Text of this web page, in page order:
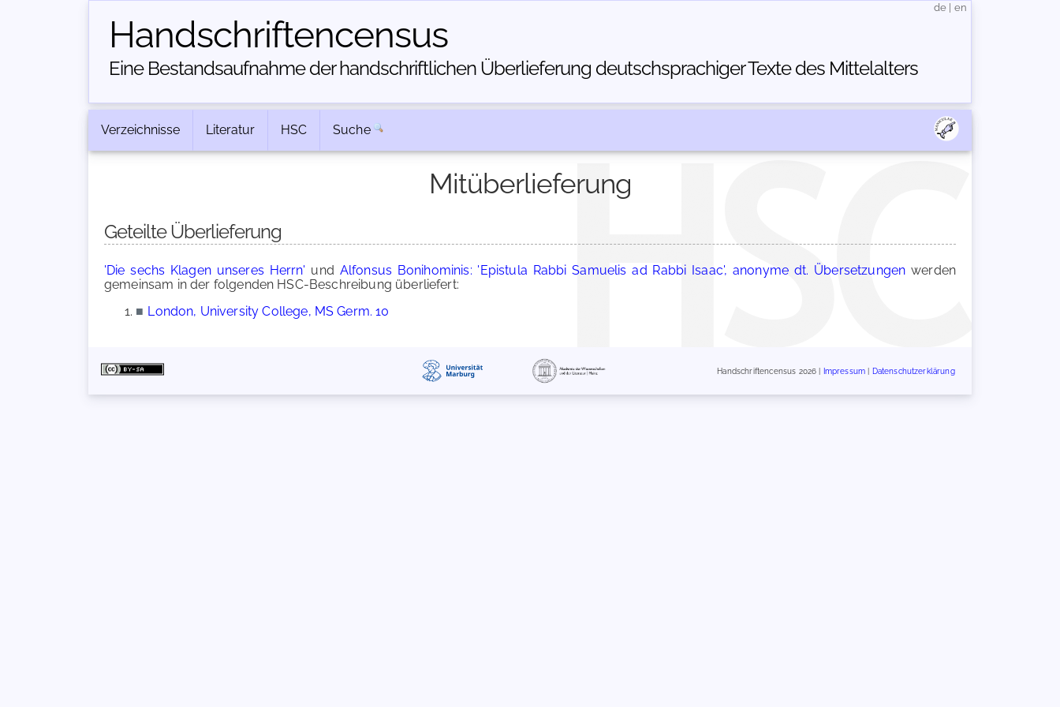
Handschriften­census
Eine Bestandsaufnahme der handschriftlichen Über­lieferung deutschsprachiger Texte des Mittelalters
de en
Verzeichnisse Literatur HSC Suche
Mitüberlieferung
Geteilte Überlieferung
'Die sechs Klagen unseres Herrn' und Alfonsus Bonihominis: 'Epistula Rabbi Samuelis ad Rabbi Isaac', anonyme dt. Übersetzungen werden
gemeinsam in der folgenden HSC-Beschreibung überliefert:
■ London, University College, MS Germ. 10
Handschriftencensus 2026 | Impressum Datenschutzerklärung